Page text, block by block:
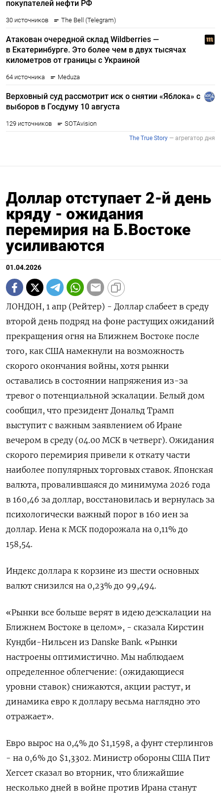
Доллар отступает 2-й день
кряду - ожидания
перемирия на Б.Востоке
усиливаются
01.04.2026
ЛОНДОН, 1 апр (Рейтер) - Доллар слабеет в среду
второй день подряд на фоне растущих ожиданий
прекращения огня на Ближнем Востоке после
того, как США намекнули на возможность
скорого окончания войны, хотя ‌рынки
оставались в состоянии напряжения из-за
тревог о потенциальной эскалации. Белый дом
сообщил, что президент Дональд Трамп
выступит с важным заявлением об Иране
вечером в среду (04.00 МСК в четверг). Ожидания
​скорого перемирия привели к ​откату части
наиболее популярных торговых ставок. Японская ​
валюта, провалившаяся ⁠до минимума 2026 года
в 160,46 за доллар, восстановилась и ‌вернулась за
психологически важный порог в 160 ‌иен за
доллар. Иена к МСК подорожала на 0,11% до
158,54.
Индекс доллара к корзине из ​шести основных
валют снизился на 0,23% до 99,494.
«Рынки все больше верят в ‌идею деэскалации на
Ближнем Востоке в целом», - сказала Кирстин
Кундби-Нильсен из Danske Bank. «Рынки ​
настроены оптимистично. Мы наблюдаем
определенное облегчение: (ожидающиеся
уровни ставок) снижаются, акции растут, и
динамика евро ‌к доллару весьма наглядно это
отражает».
Евро вырос на 0,4% до $1,1598, а фунт стерлингов
- на 0,6% до $1,3302. Министр обороны США Пит
Хегсет ​сказал во вторник, что ​ближайшие
несколько дней в ‌войне против Ирана станут